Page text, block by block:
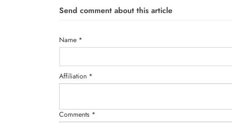
Send comment about this article
Name *
Affiliation *
Comments *